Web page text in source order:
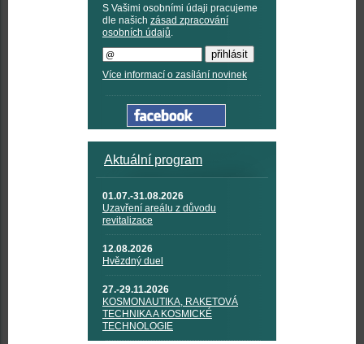
S Vašimi osobními údaji pracujeme
dle našich zásad zpracování
osobních údajů.
Více informací o zasílání novinek
Aktuální program
01.07.-31.08.2026
Uzavření areálu z důvodu
revitalizace
12.08.2026
Hvězdný duel
27.-29.11.2026
KOSMONAUTIKA, RAKETOVÁ
TECHNIKA A KOSMICKÉ
TECHNOLOGIE